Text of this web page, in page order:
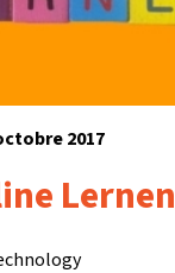
2017
Lernen